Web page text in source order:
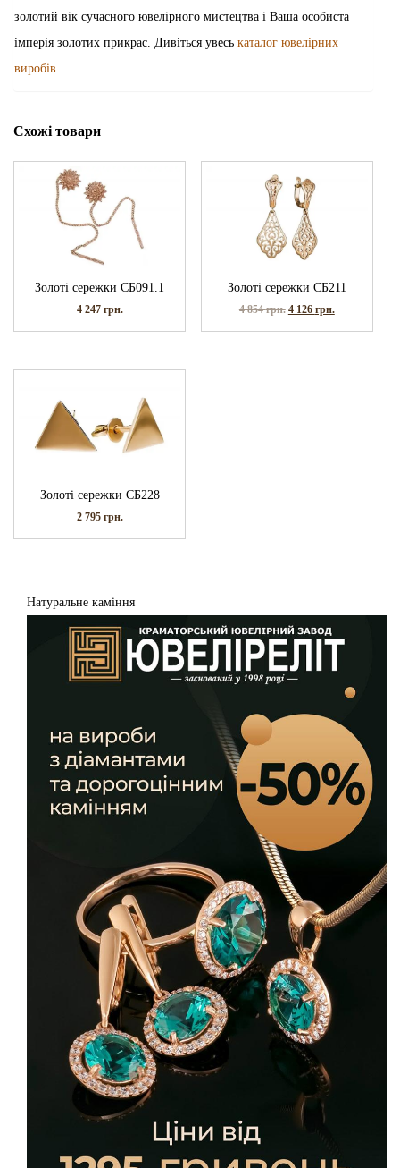
золотий вік сучасного ювелірного мистецтва і Ваша особиста
імперія золотих прикрас. Дивіться увесь каталог ювелірних
виробів
Схожі товари
Золоті сережки СБ091.1
4 247 грн.
Золоті сережки СБ211
4 854грн. 4 126 грн.
Золоті сережки СБ228
2 795 грн.
Натуральне каміння